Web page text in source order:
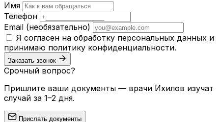
Имя
Телефон
Email (необязательно)
Я согласен на обработку персональных данных и
принимаю политику конфиденциальности.
Заказать звонок
Срочный вопрос?
Пришлите ваши документы — врачи Ихилов изучат
случай за 1–2 дня.
Прислать документы